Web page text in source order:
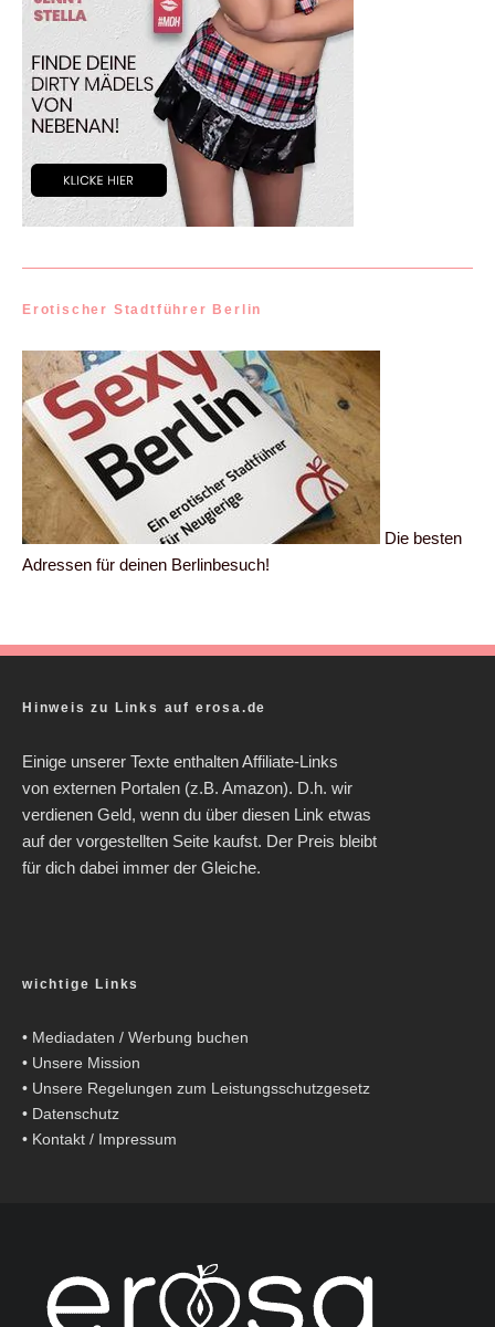
Erotischer Stadtführer Berlin
Die besten
Adressen für deinen Berlinbesuch!
Hinweis zu Links auf erosa.de
Einige unserer Texte enthalten Affiliate-Links
von externen Portalen (z.B. Amazon). D.h. wir
verdienen Geld, wenn du über diesen Link etwas
auf der vorgestellten Seite kaufst. Der Preis bleibt
für dich dabei immer der Gleiche.
wichtige Links
• Mediadaten / Werbung buchen
• Unsere Mission
• Unsere Regelungen zum Leistungsschutzgesetz
• Datenschutz
• Kontakt / Impressum